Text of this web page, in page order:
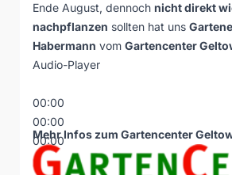
Ende August, dennoch nicht direkt
nachpflanzen sollten hat uns
Habermann vom Gartencenter
Audio-Player
00:00
00:00
00:00
Mehr Infos zum Gartencenter